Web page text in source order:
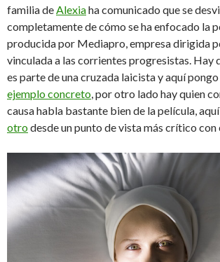
familia deAlexiaha comunicado que se
completamente de cómo se ha enfocado la
producida por Mediapro, empresa dirigida
vinculada a las corrientes progresistas. Hay
es parte de una cruzada laicista y aquí pongo
ejemplo concreto, por otro lado hay quien
causa habla bastante bien de la película,
otrodesde un punto de vista más crítico con